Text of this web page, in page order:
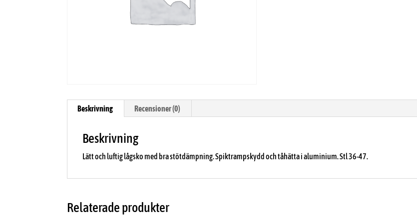
Beskrivning Recensioner (0)
Beskrivning
Lätt och luftig lågsko med bra stötdämpning. Spiktrampskydd och tåhätta i aluminium. Stl 36-47.
Relaterade produkter